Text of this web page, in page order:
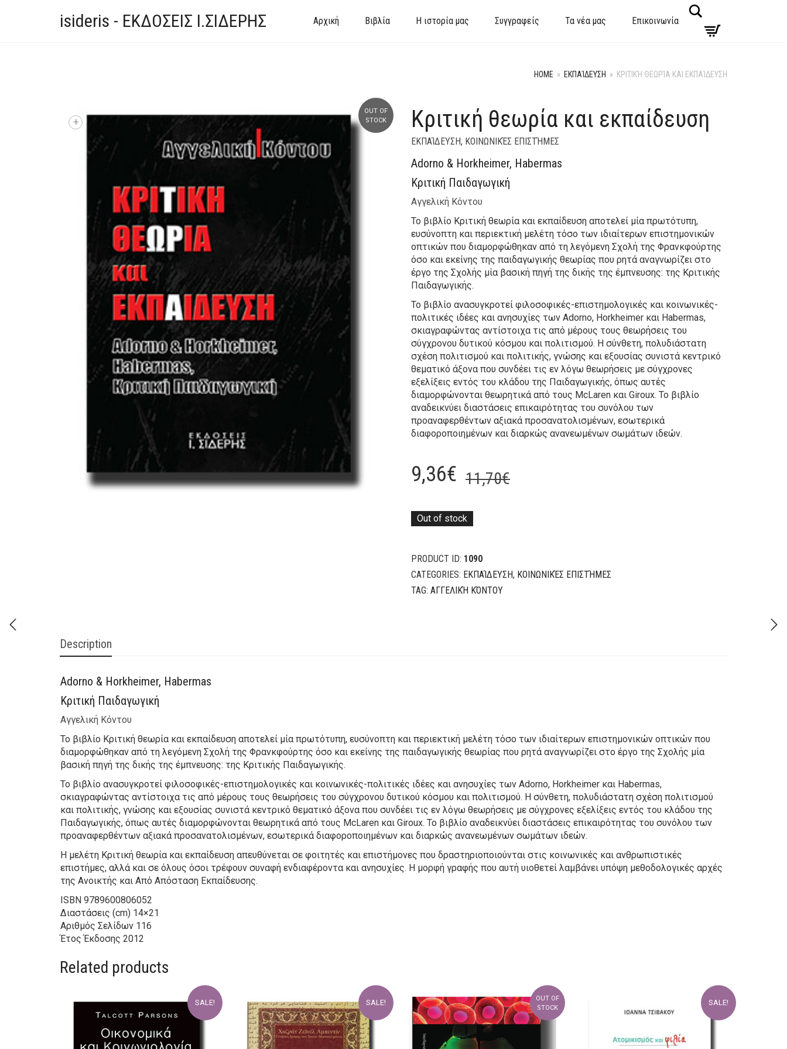
isideris - ΕΚΔΟΣΕΙΣ Ι.ΣΙΔΕΡΗΣ Αρχική Βιβλία Η ιστορία μας Συγγραφείς Τα νέα μας Επικοινωνία
HOME » ΕΚΠΑΊΔΕΥΣΗ » ΚΡΙΤΙΚΉ ΘΕΩΡΊΑ ΚΑΙ ΕΚΠΑΊΔΕΥΣΗ
OUT OF
STOCK
+ Κριτική θεωρία και εκπαίδευση
ΕΚΠΑΊΔΕΥΣΗ, ΚΟΙΝΩΝΙΚΈΣ ΕΠΙΣΤΉΜΕΣ
Adorno & Horkheimer, Habermas
Κριτική Παιδαγωγική
Αγγελική Κόντου
Το βιβλίο Κριτική θεωρία και εκπαίδευση αποτελεί μία πρωτότυπη,
ευσύνοπτη και περιεκτική μελέτη τόσο των ιδιαίτερων επιστημονικών
οπτικών που διαμορφώθηκαν από τη λεγόμενη Σχολή της Φρανκφούρτης
όσο και εκείνης της παιδαγωγικής θεωρίας που ρητά αναγνωρίζει στο
έργο της Σχολής μία βασική πηγή της δικής της έμπνευσης: της Κριτικής
Παιδαγωγικής.
Το βιβλίο ανασυγκροτεί φιλοσοφικές-επιστημολογικές και κοινωνικές-
πολιτικές ιδέες και ανησυχίες των Adorno, Horkheimer και Habermas,
σκιαγραφώντας αντίστοιχα τις από μέρους τους θεωρήσεις του
σύγχρονου δυτικού κόσμου και πολιτισμού. Η σύνθετη, πολυδιάστατη
σχέση πολιτισμού και πολιτικής, γνώσης και εξουσίας συνιστά κεντρικό
θεματικό άξονα που συνδέει τις εν λόγω θεωρήσεις με σύγχρονες
εξελίξεις εντός του κλάδου της Παιδαγωγικής, όπως αυτές
διαμορφώνονται θεωρητικά από τους McLaren και Giroux. Το βιβλίο
αναδεικνύει διαστάσεις επικαιρότητας του συνόλου των
προαναφερθέντων αξιακά προσανατολισμένων, εσωτερικά
διαφοροποιημένων και διαρκώς ανανεωμένων σωμάτων ιδεών.
11,70€Original
9,36€
Current
Out of stock
PRODUCT ID: 1090
CATEGORIES: ΕΚΠΑΊΔΕΥΣΗ, ΚΟΙΝΩΝΙΚΈΣ ΕΠΙΣΤΉΜΕΣ
TAG: ΑΓΓΕΛΙΚΉ ΚΌΝΤΟΥ
Description
Adorno & Horkheimer, Habermas
Κριτική Παιδαγωγική
Αγγελική Κόντου
Το βιβλίο Κριτική θεωρία και εκπαίδευση αποτελεί μία πρωτότυπη, ευσύνοπτη και περιεκτική μελέτη τόσο των ιδιαίτερων επιστημονικών οπτικών που
διαμορφώθηκαν από τη λεγόμενη Σχολή της Φρανκφούρτης όσο και εκείνης της παιδαγωγικής θεωρίας που ρητά αναγνωρίζει στο έργο της Σχολής μία
βασική πηγή της δικής της έμπνευσης: της Κριτικής Παιδαγωγικής.
Το βιβλίο ανασυγκροτεί φιλοσοφικές-επιστημολογικές και κοινωνικές-πολιτικές ιδέες και ανησυχίες των Adorno, Horkheimer και Habermas,
σκιαγραφώντας αντίστοιχα τις από μέρους τους θεωρήσεις του σύγχρονου δυτικού κόσμου και πολιτισμού. Η σύνθετη, πολυδιάστατη σχέση πολιτισμού
και πολιτικής, γνώσης και εξουσίας συνιστά κεντρικό θεματικό άξονα που συνδέει τις εν λόγω θεωρήσεις με σύγχρονες εξελίξεις εντός του κλάδου της
Παιδαγωγικής, όπως αυτές διαμορφώνονται θεωρητικά από τους McLaren και Giroux. Το βιβλίο αναδεικνύει διαστάσεις επικαιρότητας του συνόλου των
προαναφερθέντων αξιακά προσανατολισμένων, εσωτερικά διαφοροποιημένων και διαρκώς ανανεωμένων σωμάτων ιδεών.
Η μελέτη Κριτική θεωρία και εκπαίδευση απευθύνεται σε φοιτητές και επιστήμονες που δραστηριοποιούνται στις κοινωνικές και ανθρωπιστικές
επιστήμες, αλλά και σε όλους όσοι τρέφουν συναφή ενδιαφέροντα και ανησυχίες. Η μορφή γραφής που αυτή υιοθετεί λαμβάνει υπόψη μεθοδολογικές αρχές
της Ανοικτής και Από Απόσταση Εκπαίδευσης.
ISBN 9789600806052
Διαστάσεις (cm) 14×21
Αριθμός Σελίδων 116
Έτος Έκδοσης 2012
Related products
SALE! SALE!
OUT OF
STOCK
SALE!